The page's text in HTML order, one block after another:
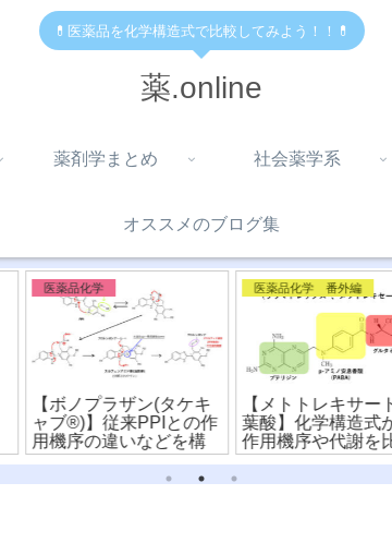
💊医薬品を化学構造式で比較してみよう！！💊
薬.online
薬剤学まとめ 社会薬学系
オススメのブログ集
医薬品化学
【ボノプラザン(タケキ
ャブ®︎)】従来PPIとの作
用機序の違いなどを構
造式から比較！
医薬品化学 番外編
【メトトレキサートと
葉酸】化学構造式から
作用機序や代謝を比
較！〜ファーマコフォ
ア〜